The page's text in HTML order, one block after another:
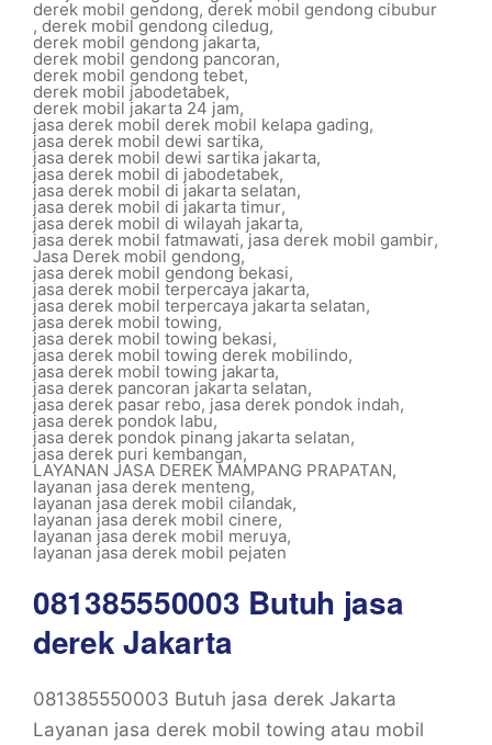
derek mobil gendong, derek mobil gendong cibubur
, derek mobil gendong ciledug,
derek mobil gendong jakarta,
derek mobil gendong pancoran,
derek mobil gendong tebet,
derek mobil jabodetabek,
derek mobil jakarta 24 jam,
jasa derek mobil derek mobil kelapa gading,
jasa derek mobil dewi sartika,
jasa derek mobil dewi sartika jakarta,
jasa derek mobil di jabodetabek,
jasa derek mobil di jakarta selatan,
jasa derek mobil di jakarta timur,
jasa derek mobil di wilayah jakarta,
jasa derek mobil fatmawati,jasa derek mobil gambir,
Jasa Derek mobil gendong,
jasa derek mobil gendong bekasi,
jasa derek mobil terpercaya jakarta,
jasa derek mobil terpercaya jakarta selatan,
jasa derek mobil towing,
jasa derek mobil towing bekasi,
jasa derek mobil towing derek mobilindo,
jasa derek mobil towing jakarta,
jasa derek pancoran jakarta selatan,
jasa derek pasar rebo, jasa derek pondok indah,
jasa derek pondok labu,
jasa derek pondok pinang jakarta selatan,
jasa derek puri kembangan,
LAYANAN JASA DEREK MAMPANG PRAPATAN,
layanan jasa derek menteng,
layanan jasa derek mobil cilandak,
layanan jasa derek mobil cinere,
layanan jasa derek mobil meruya,
layanan jasa derek mobil pejaten
081385550003 Butuh jasa
derek Jakarta
081385550003 Butuh jasa derek Jakarta
Layanan jasa derek mobil towing atau mobil